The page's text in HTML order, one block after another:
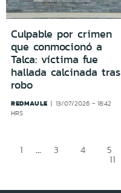
Culpable por crimen
que conmocionó a
Talca: víctima fue
hallada calcinada tras
robo
REDMAULE
13/07/2026 - 18:42
HRS
1 ... 3 4 5
11